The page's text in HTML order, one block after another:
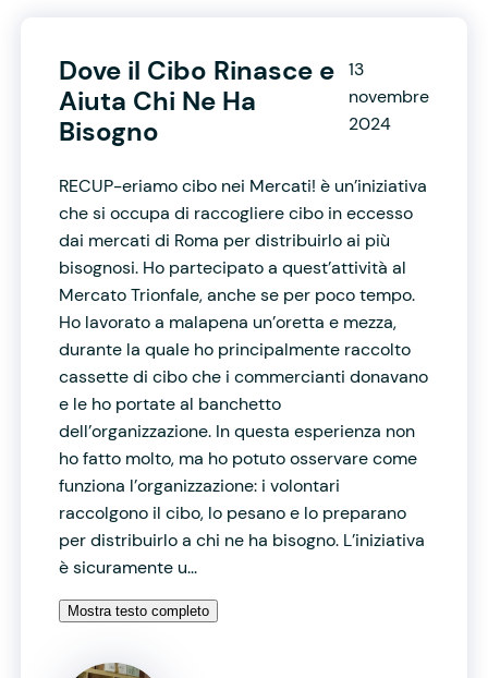
Dove il Cibo Rinasce e
Aiuta Chi Ne Ha
Bisogno
13
novembre
2024
RECUP-eriamo cibo nei Mercati! è un’iniziativa
che si occupa di raccogliere cibo in eccesso
dai mercati di Roma per distribuirlo ai più
bisognosi. Ho partecipato a quest’attività al
Mercato Trionfale, anche se per poco tempo.
Ho lavorato a malapena un’oretta e mezza,
durante la quale ho principalmente raccolto
cassette di cibo che i commercianti donavano
e le ho portate al banchetto
dell’organizzazione. In questa esperienza non
ho fatto molto, ma ho potuto osservare come
funziona l’organizzazione: i volontari
raccolgono il cibo, lo pesano e lo preparano
per distribuirlo a chi ne ha bisogno. L’iniziativa
è sicuramente u...
Mostra testo completo